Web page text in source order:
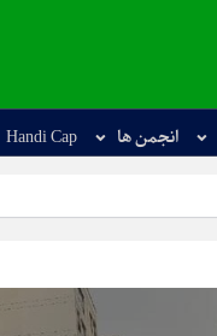
انجمن ها Handi Cap